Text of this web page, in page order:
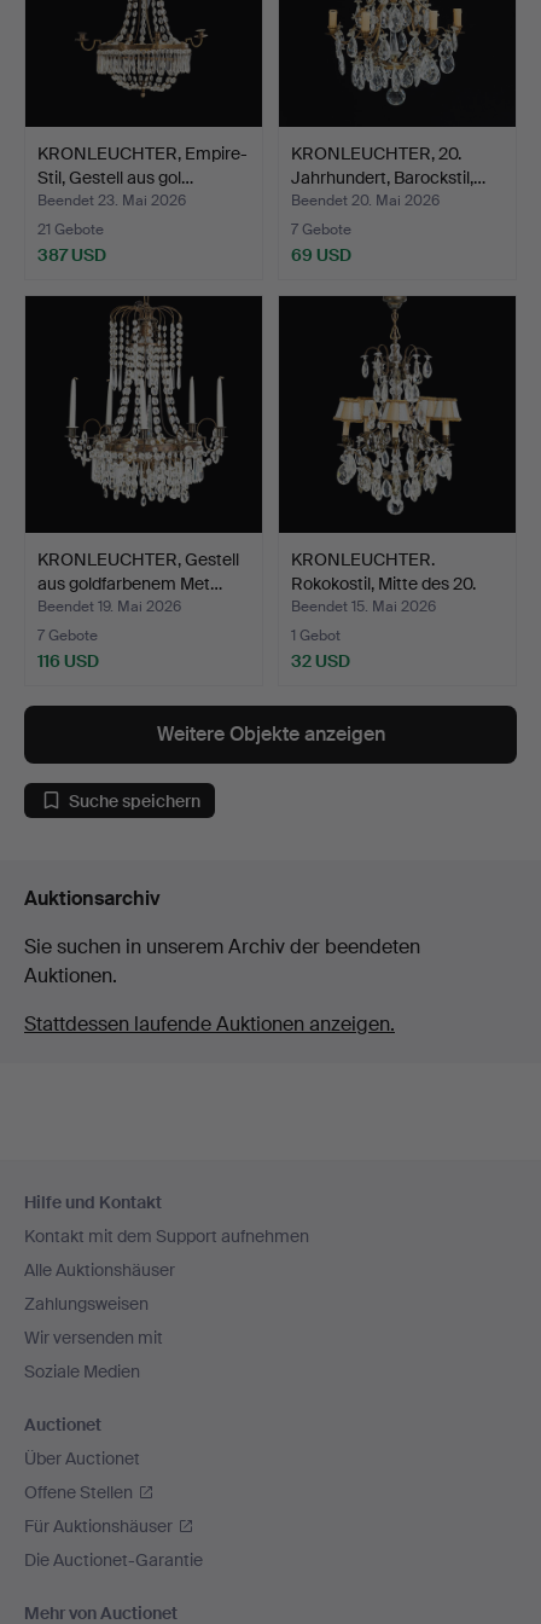
KRONLEUCHTER, Empire-
Stil, Gestell aus gol…
Beendet 23. Mai 2026
21 Gebote
387 USD
KRONLEUCHTER, 20.
Jahrhundert, Barockstil,…
Beendet 20. Mai 2026
7 Gebote
69 USD
KRONLEUCHTER, Gestell
aus goldfarbenem Met…
Beendet 19. Mai 2026
7 Gebote
116 USD
KRONLEUCHTER.
Rokokostil, Mitte des 20.
Ja…
Beendet 15. Mai 2026
1 Gebot
32 USD
Weitere Objekte anzeigen
Suche speichern
Auktionsarchiv
Sie suchen in unserem Archiv der beendeten
Auktionen.
Stattdessen laufende Auktionen anzeigen.
Navigation
Hilfe und Kontakt
Kontakt mit dem Support aufnehmen
Alle Auktionshäuser
Zahlungsweisen
Wir versenden mit
Soziale Medien
Auctionet
Über Auctionet
Offene Stellen
Für Auktionshäuser
Die Auctionet-Garantie
Mehr von Auctionet